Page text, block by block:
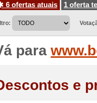
6 ofertas atuais
1 oferta
para
e